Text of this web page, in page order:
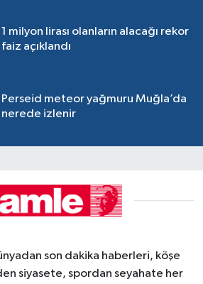
1 milyon lirası olanların alacağı rekor
faiz açıklandı
Perseid meteor yağmuru Muğla’da
nerede izlenir
son dakika haberleri, köşe
siyasete, spordan seyahate her